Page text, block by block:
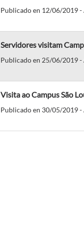
Publicado en 12/06/2019
Servidores visitam
Publicado en 25/06/2019
Visita ao Campus São
Publicado en 30/05/2019